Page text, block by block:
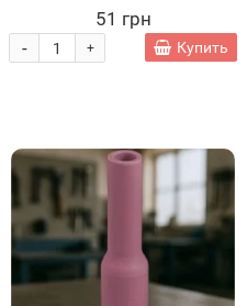
51 грн
+
- Купить